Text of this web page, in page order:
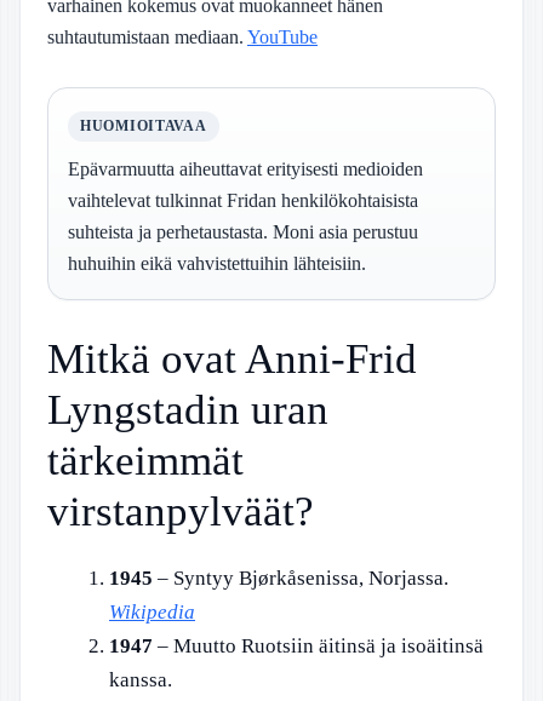
varhainen kokemus ovat muokanneet hänen
suhtautumistaan mediaan. YouTube
HUOMIOITAVAA
Epävarmuutta aiheuttavat erityisesti medioiden
vaihtelevat tulkinnat Fridan henkilökohtaisista
suhteista ja perhetaustasta. Moni asia perustuu
huhuihin eikä vahvistettuihin lähteisiin.
Mitkä ovat Anni-Frid
Lyngstadin uran
tärkeimmät
virstanpylväät?
1945 – Syntyy Bjørkåsenissa, Norjassa.
Wikipedia
1947 – Muutto Ruotsiin äitinsä ja isoäitinsä
kanssa.